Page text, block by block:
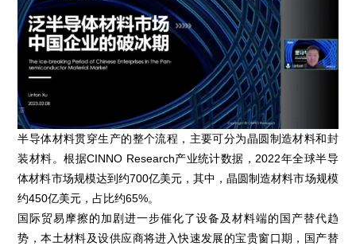
半导体材料贯穿生产的整个流程，主要可分为晶圆制造材料和封
装材料。根据CINNO Research产业统计数据，2022年全球半导
体材料市场规模达到约700亿美元，其中，晶圆制造材料市场规模
约450亿美元，占比约65%。
国际贸易摩擦的加剧进一步催化了设备及材料端的国产替代趋
势，本土材料及设供应商将进入快速发展的宝贵窗口期，国产替